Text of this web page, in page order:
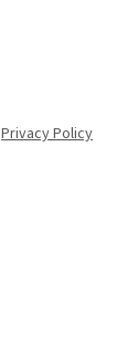
Privacy Policy